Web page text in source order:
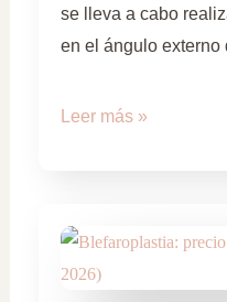
se lleva a cabo
en el ángulo
Leer más »